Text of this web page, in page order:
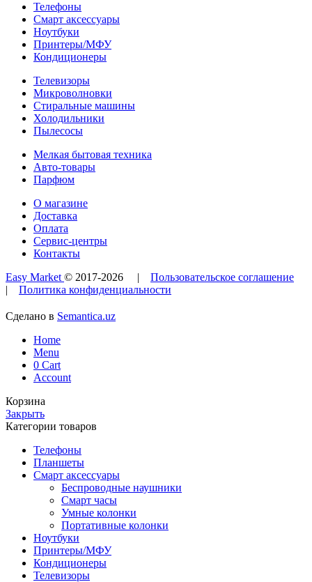
Телефоны
Смарт аксессуары
Ноутбуки
Принтеры/МФУ
Кондиционеры
Телевизоры
Микроволновки
Стиральные машины
Холодильники
Пылесосы
Мелкая бытовая техника
Авто-товары
Парфюм
О магазине
Доставка
Оплата
Сервис-центры
Контакты
Easy Market © 2017-2026 | Пользовательское соглашение
| Политика конфиденциальности
Сделано в Semantica.uz
Home
Menu
0 Cart
Account
Корзина
Закрыть
Категории товаров
Телефоны
Планшеты
Смарт аксессуары
Беспроводные наушники
Смарт часы
Умные колонки
Портативные колонки
Ноутбуки
Принтеры/МФУ
Кондиционеры
Телевизоры